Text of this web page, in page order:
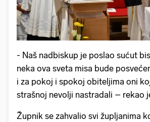
- Naš nadbiskup je poslao sućut
neka ova sveta misa bude
i za pokoj i spokoj obiteljima oni
strašnoj nevolji nastradali – rekao
Župnik se zahvalio svi župljanima